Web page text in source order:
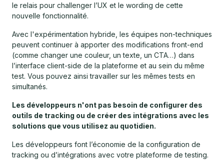
le relais pour challenger l’UX et le wording de cette
nouvelle fonctionnalité.
Avec l'expérimentation hybride, les équipes non-techniques
peuvent continuer à apporter des modifications front-end
(comme changer une couleur, un texte, un CTA…) dans
l’interface client-side de la plateforme et au sein du même
test. Vous pouvez ainsi travailler sur les mêmes tests en
simultanés.
Les développeurs n'ont pas besoin de configurer des
outils de tracking ou de créer des intégrations avec les
solutions que vous utilisez au quotidien.
Les développeurs font l’économie de la configuration de
tracking ou d’intégrations avec votre plateforme de testing.